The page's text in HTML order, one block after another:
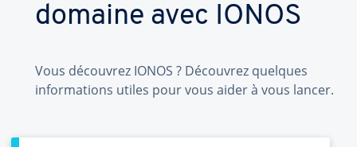
domaine avec IONOS
Vous découvrez IONOS ? Découvrez quelques
informations utiles pour vous aider à vous lancer.